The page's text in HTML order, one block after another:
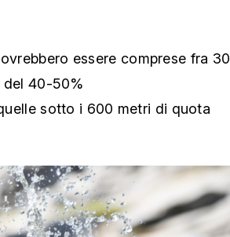
essere comprese fra 30
del 40-50%
sotto i 600 metri di quota